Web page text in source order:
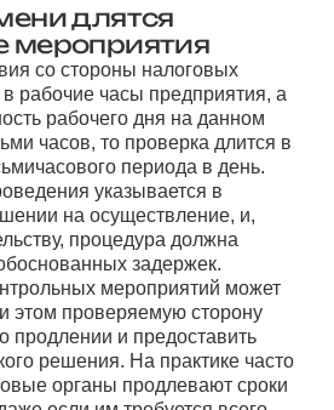
длятся
мероприятия
со стороны налоговых
рабочие часы предприятия, а
рабочего дня на данном
часов, то проверка длится в
периода в день.
указывается в
на осуществление, и,
процедура должна
задержек.
мероприятий может
этом проверяемую сторону
продлении и предоставить
решения. На практике часто
органы продлевают сроки